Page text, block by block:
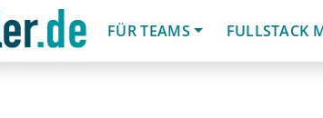
FÜR TEAMS
FULLSTACK